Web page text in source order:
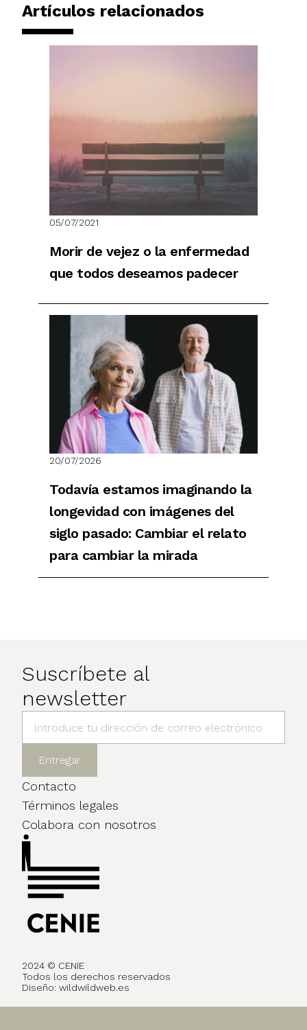
Artículos relacionados
05/07/2021
Morir de vejez o la enfermedad
que todos deseamos padecer
20/07/2026
Todavía estamos imaginando la
longevidad con imágenes del
siglo pasado: Cambiar el relato
para cambiar la mirada
Suscríbete al
newsletter
Contacto
Términos legales
Colabora con nosotros
2024 © CENIE
Todos los derechos reservados
Diseño: wildwildweb.es